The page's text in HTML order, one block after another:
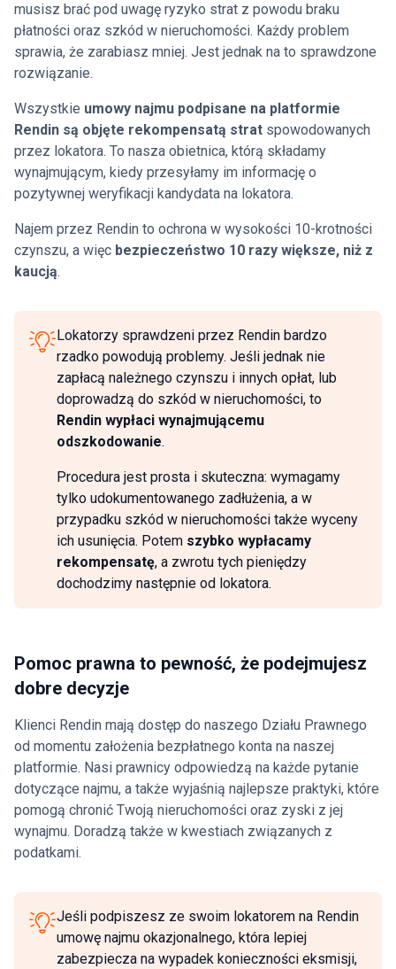
musisz brać pod uwagę ryzyko strat z powodu braku
płatności oraz szkód w nieruchomości. Każdy problem
sprawia, że zarabiasz mniej. Jest jednak na to sprawdzone
rozwiązanie.
Wszystkie umowy najmu podpisane na platformie
Rendin są objęte rekompensatą strat spowodowanych
przez lokatora. To nasza obietnica, którą składamy
wynajmującym, kiedy przesyłamy im informację o
pozytywnej weryfikacji kandydata na lokatora.
Najem przez Rendin to ochrona w wysokości 10-krotności
czynszu, a więc bezpieczeństwo 10 razy większe, niż z
kaucją.
Lokatorzy sprawdzeni przez Rendin bardzo
rzadko powodują problemy. Jeśli jednak nie
zapłacą należnego czynszu i innych opłat, lub
doprowadzą do szkód w nieruchomości, to
Rendin wypłaci wynajmującemu
odszkodowanie.
Procedura jest prosta i skuteczna: wymagamy
tylko udokumentowanego zadłużenia, a w
przypadku szkód w nieruchomości także wyceny
ich usunięcia. Potem szybko wypłacamy
rekompensatę, a zwrotu tych pieniędzy
dochodzimy następnie od lokatora.
Pomoc prawna to pewność, że podejmujesz
dobre decyzje
Klienci Rendin mają dostęp do naszego Działu Prawnego
od momentu założenia bezpłatnego konta na naszej
platformie. Nasi prawnicy odpowiedzą na każde pytanie
dotyczące najmu, a także wyjaśnią najlepsze praktyki, które
pomogą chronić Twoją nieruchomości oraz zyski z jej
wynajmu. Doradzą także w kwestiach związanych z
podatkami.
Jeśli podpiszesz ze swoim lokatorem na Rendin
umowę najmu okazjonalnego, która lepiej
zabezpiecza na wypadek konieczności eksmisji,